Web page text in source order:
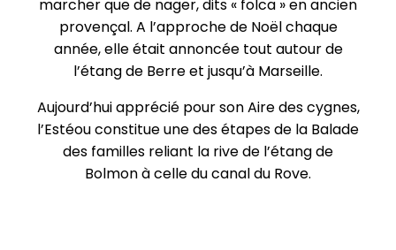
marcher que de nager, dits « folca » en ancien
provençal. A l’approche de Noël chaque
année, elle était annoncée tout autour de
l’étang de Berre et jusqu’à Marseille.
Aujourd’hui apprécié pour son Aire des cygnes,
l’Estéou constitue une des étapes de la Balade
des familles reliant la rive de l’étang de
Bolmon à celle du canal du Rove.